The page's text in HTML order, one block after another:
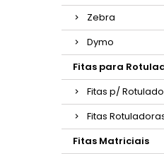
Zebra
Dymo
Fitas para
Fitas p/
Fitas
Fitas Matriciais